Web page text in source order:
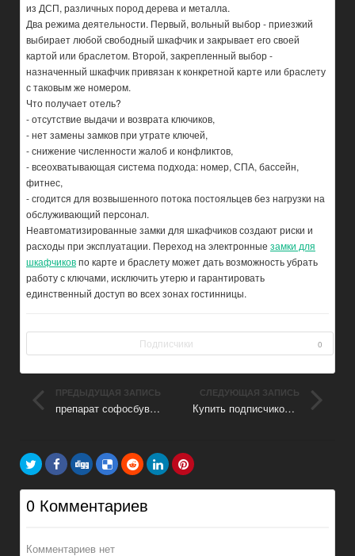
из ДСП, различных пород дерева и металла.
Два режима деятельности. Первый, вольный выбор - приезжий
выбирает любой свободный шкафчик и закрывает его своей
картой или браслетом. Второй, закрепленный выбор -
назначенный шкафчик привязан к конкретной карте или браслету
с таковым же номером.
Что получает отель?
- отсутствие выдачи и возврата ключиков,
- нет замены замков при утрате ключей,
- снижение численности жалоб и конфликтов,
- всеохватывающая система подхода: номер, СПА, бассейн,
фитнес,
- сгодится для возвышенного потока постояльцев без нагрузки на
обслуживающий персонал.
Неавтоматизированные замки для шкафчиков создают риски и
расходы при эксплуатации. Переход на электронные замки для
шкафчиковпо карте и браслету может дать возможность убрать
работу с ключами, исключить утерю и гарантировать
единственный доступ во всех зонах гостинницы.
Подписчики 0
ПРЕДЫДУЩАЯ ЗАПИСЬ
препарат софосбувир и велпатасвир
СЛЕДУЮЩАЯ ЗАПИСЬ
Купить подписчиков в телеграм живых
0 Комментариев
Комментариев нет